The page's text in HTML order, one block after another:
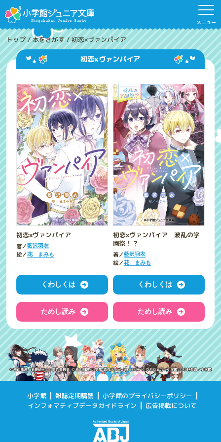
メニュー
トップ /本をさがす /初恋×ヴァンパイア
初恋×ヴァンパイア
初恋×ヴァンパイア
著／藍沢羽衣
絵／花 まみも
くわしくは
ためし読み
初恋×ヴァンパイア 波乱の学
園祭！？
著／藍沢羽衣
絵／花 まみも
くわしくは
ためし読み
小学館 雑誌定期購読
小学館のプライバシーポリシー
インフォマティブデータガイドライン
広告掲載について